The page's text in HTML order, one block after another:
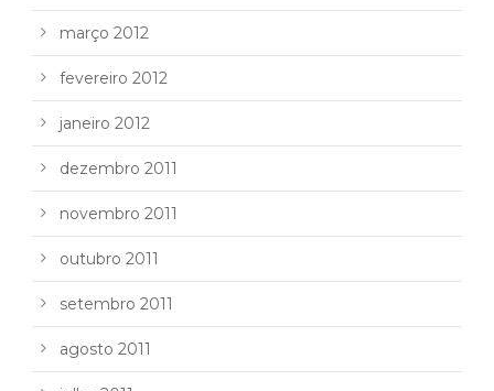
março 2012
fevereiro 2012
janeiro 2012
dezembro 2011
novembro 2011
outubro 2011
setembro 2011
agosto 2011